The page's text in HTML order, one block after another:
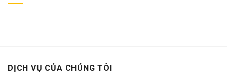
DỊCH VỤ CỦA CHÚNG TÔI